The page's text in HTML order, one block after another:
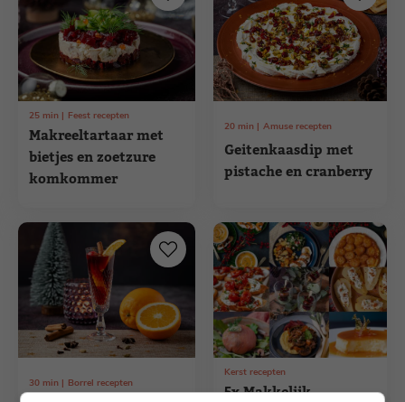
Makreeltartaar met
bietjes en zoetzure
komkommer
25 min Feest recepten
Geitenkaasdip met
pistache en cranberry
20 min Amuse recepten
30 min Borrel recepten
5x Makkelijk
Kerst recepten